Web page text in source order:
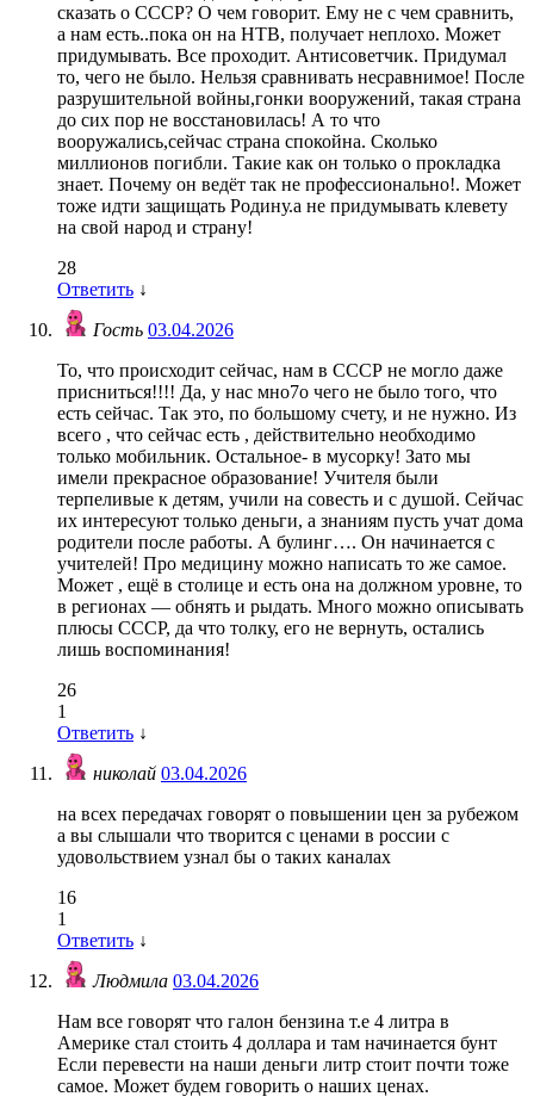
сказать о СССР? О чем говорит. Ему не с чем сравнить,
а нам есть..пока он на НТВ, получает неплохо. Может
придумывать. Все проходит. Антисоветчик. Придумал
то, чего не было. Нельзя сравнивать несравнимое! После
разрушительной войны,гонки вооружений, такая страна
до сих пор не восстановилась! А то что
вооружались,сейчас страна спокойна. Сколько
миллионов погибли. Такие как он только о прокладка
знает. Почему он ведёт так не профессионально!. Может
тоже идти защищать Родину.а не придумывать клевету
на свой народ и страну!
28
Ответить ↓
Гость 03.04.2026
То, что происходит сейчас, нам в СССР не могло даже
присниться!!!! Да, у нас мно7о чего не было того, что
есть сейчас. Так это, по большому счету, и не нужно. Из
всего , что сейчас есть , действительно необходимо
только мобильник. Остальное- в мусорку! Зато мы
имели прекрасное образование! Учителя были
терпеливые к детям, учили на совесть и с душой. Сейчас
их интересуют только деньги, а знаниям пусть учат дома
родители после работы. А булинг…. Он начинается с
учителей! Про медицину можно написать то же самое.
Может , ещё в столице и есть она на должном уровне, то
в регионах — обнять и рыдать. Много можно описывать
плюсы СССР, да что толку, его не вернуть, остались
лишь воспоминания!
26
1
Ответить ↓
николай 03.04.2026
на всех передачах говорят о повышении цен за рубежом
а вы слышали что творится с ценами в россии с
удовольствием узнал бы о таких каналах
16
1
Ответить ↓
Людмила 03.04.2026
Нам все говорят что галон бензина т.е 4 литра в
Америке стал стоить 4 доллара и там начинается бунт
Если перевести на наши деньги литр стоит почти тоже
самое. Может будем говорить о наших ценах.